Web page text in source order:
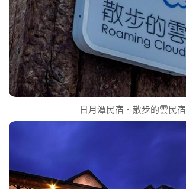
日月潭民宿‧散步的雲民宿